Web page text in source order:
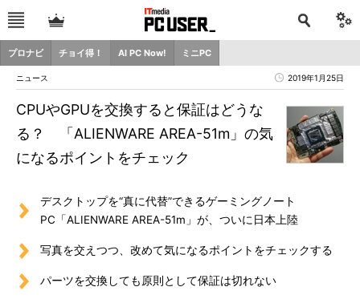
プロナビ チョイ得！ AI PC Now! ミニPC
ニュース 2019年1月25日
CPUやGPUを交換すると保証はどうな
る？ 「ALIENWARE AREA-51m」の気
になるポイントをチェック
デスクトップを“真に代替”できるゲーミングノート
PC「ALIENWARE AREA-51m」が、ついに日本上陸
写真を交えつつ、改めて気になるポイントをチェックする
パーツを交換しても原則として保証は切れない